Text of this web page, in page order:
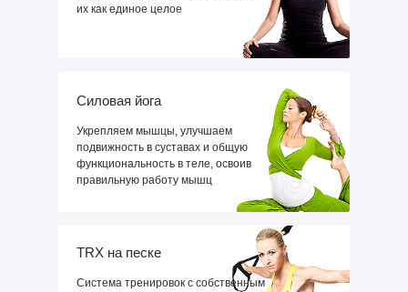
их как единое целое
Силовая йога
Укрепляем мышцы, улучшаем
подвижность в суставах и общую
функциональность в теле, освоив
правильную работу мышц
TRX на песке
Система тренировок с собственным